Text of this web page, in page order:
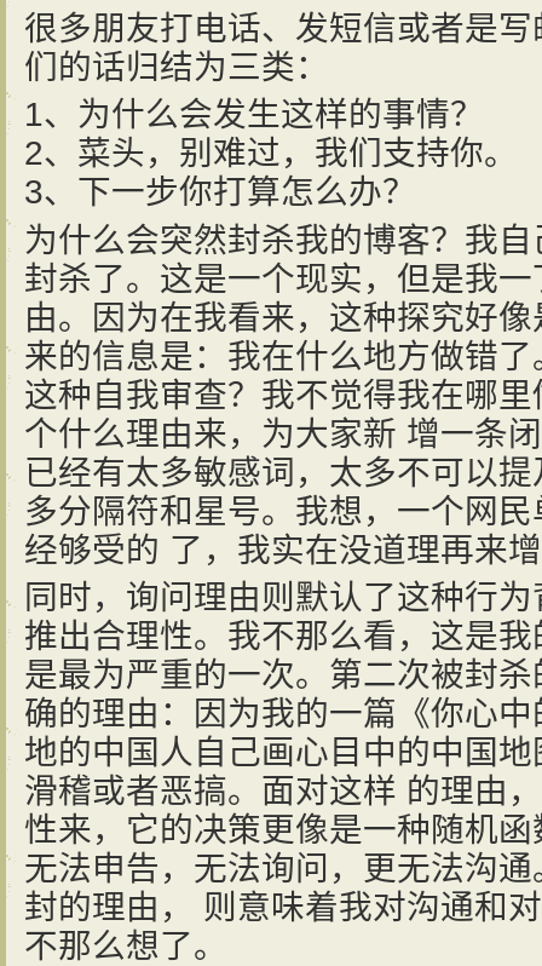
很多朋友打电话、发短信或者是
们的话归结为三类：
1、为什么会发生这样的事情？
2、菜头，别难过，我们支持你。
3、下一步你打算怎么办？
为什么会突然封杀我的博客？我
封杀了。这是一个现实，但是我
由。因为在我看来，这种探究好
来的信息是：我在什么地方做错
这种自我审查？我不觉得我在哪
个什么理由来，为大家新 增一条
已经有太多敏感词，太多不可以
多分隔符和星号。我想，一个网
经够受的 了，我实在没道理再来
同时，询问理由则默认了这种行
推出合理性。我不那么看，这是
是最为严重的一次。第二次被封
确的理由：因为我的一篇《你心
地的中国人自己画心目中的中国
滑稽或者恶搞。面对这样 的理由
性来，它的决策更像是一种随机
无法申告，无法询问，更无法沟
封的理由， 则意味着我对沟通和
不那么想了。